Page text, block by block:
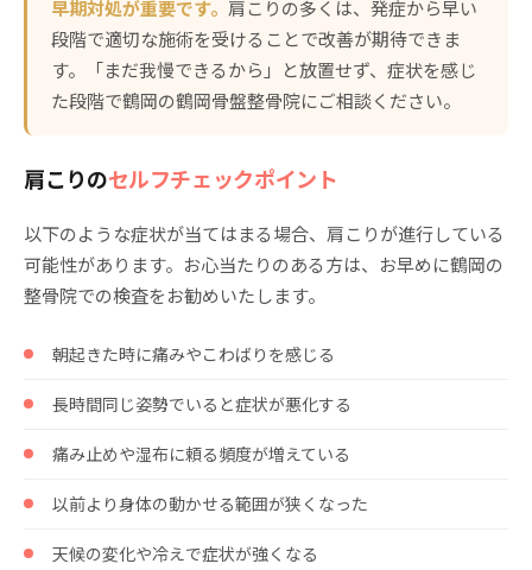
早期対処が重要です。 肩こりの多くは、発症から早い
段階で適切な施術を受けることで改善が期待できま
す。「まだ我慢できるから」と放置せず、症状を感じ
た段階で鶴岡の鶴岡骨盤整骨院にご相談ください。
肩こりのセルフチェックポイント
以下のような症状が当てはまる場合、肩こりが進行している
可能性があります。お心当たりのある方は、お早めに鶴岡の
整骨院での検査をお勧めいたします。
朝起きた時に痛みやこわばりを感じる
長時間同じ姿勢でいると症状が悪化する
痛み止めや湿布に頼る頻度が増えている
以前より身体の動かせる範囲が狭くなった
天候の変化や冷えで症状が強くなる